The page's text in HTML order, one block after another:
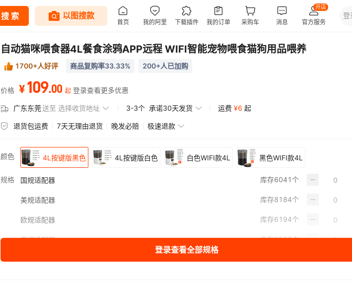
自动猫咪喂食器4L餐食涂鸦APP远程 WIFI智能宠物喂食猫狗用品喂养
1700+人好评 商品复购率33.33% 200+人已加购
价格 ¥109.00 起 登录查看更多优惠
广东东莞送至 选择收货地址 3-3个 承诺30天发货 运费 ¥6 起
退货包运费 7天无理由退货 晚发必赔 极速退款
颜色 4L按键版黑色 4L按键版白色 白色WIFI款4L 黑色WIFI款4L
规格 国规适配器 库存6041个
美规适配器 库存8184个
欧规适配器 库存6194个
日规适配器 库存9527个
登录查看全部规格